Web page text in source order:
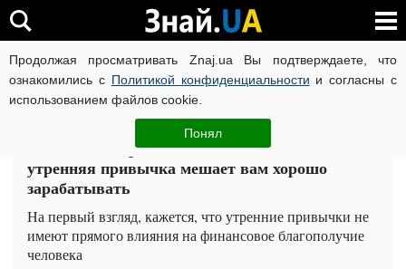
Продолжая просматривать Znaj.ua Вы подтверждаете, что
ознакомились с Политикой конфиденциальности и согласны с
использованием файлов cookie.
Понял
ВОЙНА РОССИИ ПРОТИВ УКРАИНЫ КОРОНАВИРУС В
ЧИТАТИ УКРАЇНСЬКОЮ
Все миллионеры избавились от этого: какая
утренняя привычка мешает вам хорошо
зарабатывать
На первый взгляд, кажется, что утренние привычки не
имеют прямого влияния на финансовое благополучие
человека